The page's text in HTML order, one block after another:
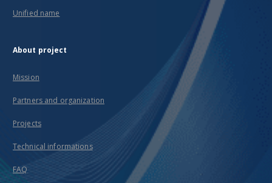
Unified name
About project
Mission
Partners and organization
Projects
Technical informations
FAQ